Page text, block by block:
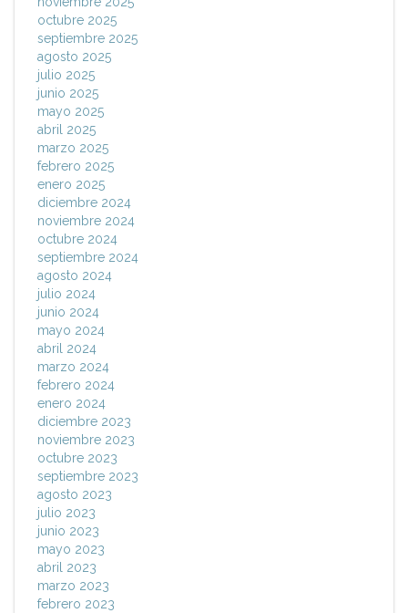
octubre 2025
septiembre 2025
agosto 2025
julio 2025
junio 2025
mayo 2025
abril 2025
marzo 2025
febrero 2025
enero 2025
diciembre 2024
noviembre 2024
octubre 2024
septiembre 2024
agosto 2024
julio 2024
junio 2024
mayo 2024
abril 2024
marzo 2024
febrero 2024
enero 2024
diciembre 2023
noviembre 2023
octubre 2023
septiembre 2023
agosto 2023
julio 2023
junio 2023
mayo 2023
abril 2023
marzo 2023
febrero 2023